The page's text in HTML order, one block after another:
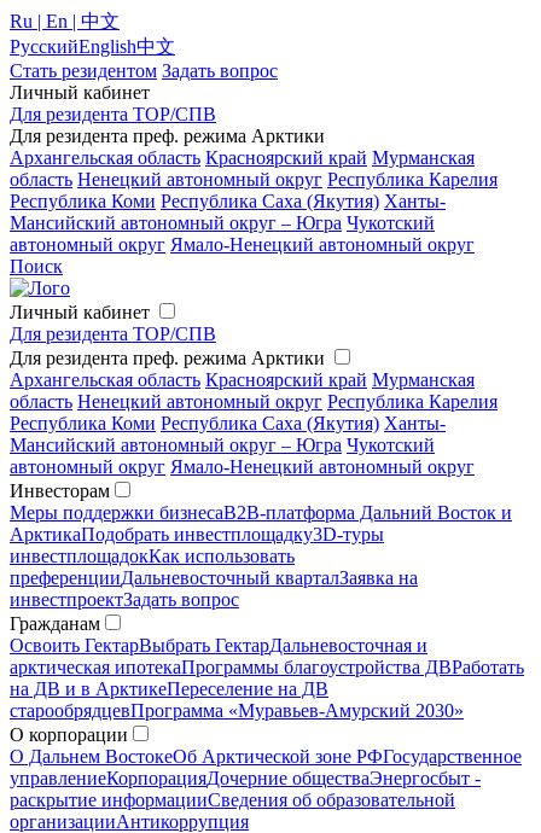
Ru | En | 中文
РусскийEnglish中文
Стать резидентом Задать вопрос
Личный кабинет
Для резидента ТОР/СПВ
Для резидента преф. режима Арктики
Архангельская область Красноярский край Мурманская
область Ненецкий автономный округ Республика Карелия
Республика Коми Республика Саха (Якутия) Ханты-
Мансийский автономный округ – Югра Чукотский
автономный округ Ямало-Ненецкий автономный округ
Поиск
Личный кабинет
Для резидента ТОР/СПВ
Для резидента преф. режима Арктики
Архангельская область Красноярский край Мурманская
область Ненецкий автономный округ Республика Карелия
Республика Коми Республика Саха (Якутия) Ханты-
Мансийский автономный округ – Югра Чукотский
автономный округ Ямало-Ненецкий автономный округ
Инвесторам
Меры поддержки бизнесаB2B-платформа Дальний Восток и
АрктикаПодобрать инвестплощадку3D-туры
инвестплощадокКак использовать
преференцииДальневосточный кварталЗаявка на
инвестпроектЗадать вопрос
Гражданам
Освоить ГектарВыбрать ГектарДальневосточная и
арктическая ипотекаПрограммы благоустройства ДВРаботать
на ДВ и в АрктикеПереселение на ДВ
старообрядцевПрограмма «Муравьев-Амурский 2030»
О корпорации
О Дальнем ВостокеОб Арктической зоне РФГосударственное
управлениеКорпорацияДочерние обществаЭнергосбыт -
раскрытие информацииСведения об образовательной
организацииАнтикоррупция